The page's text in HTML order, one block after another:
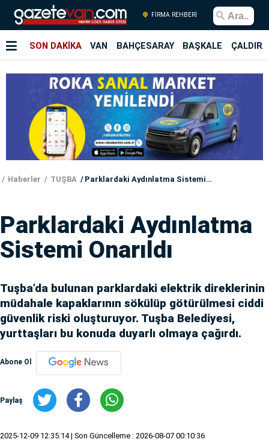
FİRMA REHBERİ
SON DAKİKA VAN BAHÇESARAY BAŞKALE
Haberler TUŞBA Parklardaki Aydınlatma Sistemi Onarıldı
Parklardaki Aydınlatma
Sistemi Onarıldı
Tuşba’da bulunan parklardaki elektrik direklerinin
müdahale kapaklarının sökülüp götürülmesi ciddi
güvenlik riski oluşturuyor. Tuşba Belediyesi,
yurttaşları bu konuda duyarlı olmaya çağırdı.
Abone Ol
Paylaş
2025-12-09 12:35:14 | Son Güncelleme : 2026-08-07 00:10:36